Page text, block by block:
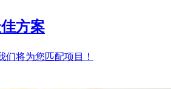
方案
们将为您匹配项目！